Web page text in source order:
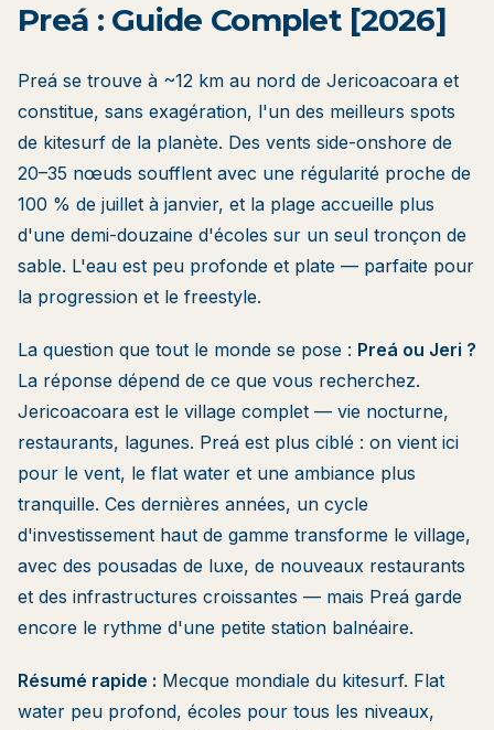
Preá : Guide Complet [2026]
Preá se trouve à ~12 km au nord de Jericoacoara et
constitue, sans exagération, l'un des meilleurs spots
de kitesurf de la planète. Des vents side-onshore de
20–35 nœuds soufflent avec une régularité proche de
100 % de juillet à janvier, et la plage accueille plus
d'une demi-douzaine d'écoles sur un seul tronçon de
sable. L'eau est peu profonde et plate — parfaite pour
la progression et le freestyle.
La question que tout le monde se pose : Preá ou Jeri ?
La réponse dépend de ce que vous recherchez.
Jericoacoara est le village complet — vie nocturne,
restaurants, lagunes. Preá est plus ciblé : on vient ici
pour le vent, le flat water et une ambiance plus
tranquille. Ces dernières années, un cycle
d'investissement haut de gamme transforme le village,
avec des pousadas de luxe, de nouveaux restaurants
et des infrastructures croissantes — mais Preá garde
encore le rythme d'une petite station balnéaire.
Résumé rapide : Mecque mondiale du kitesurf. Flat
water peu profond, écoles pour tous les niveaux,